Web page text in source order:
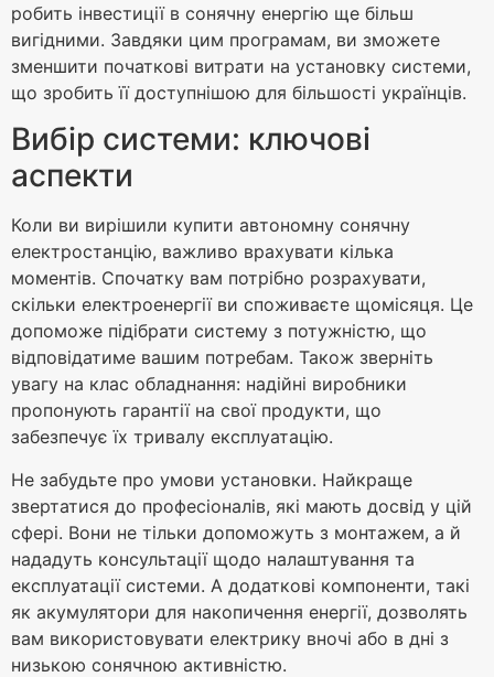
робить інвестиції в сонячну енергію ще більш
вигідними. Завдяки цим програмам, ви зможете
зменшити початкові витрати на установку системи,
що зробить її доступнішою для більшості українців.
Вибір системи: ключові
аспекти
Коли ви вирішили купити автономну сонячну
електростанцію, важливо врахувати кілька
моментів. Спочатку вам потрібно розрахувати,
скільки електроенергії ви споживаєте щомісяця. Це
допоможе підібрати систему з потужністю, що
відповідатиме вашим потребам. Також зверніть
увагу на клас обладнання: надійні виробники
пропонують гарантії на свої продукти, що
забезпечує їх тривалу експлуатацію.
Не забудьте про умови установки. Найкраще
звертатися до професіоналів, які мають досвід у цій
сфері. Вони не тільки допоможуть з монтажем, а й
нададуть консультації щодо налаштування та
експлуатації системи. А додаткові компоненти, такі
як акумулятори для накопичення енергії, дозволять
вам використовувати електрику вночі або в дні з
низькою сонячною активністю.